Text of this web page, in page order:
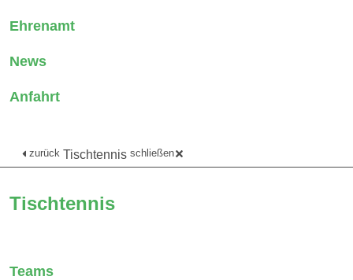
Ehrenamt
News
Anfahrt
zurück Tischtennis schließen
Tischtennis
Teams